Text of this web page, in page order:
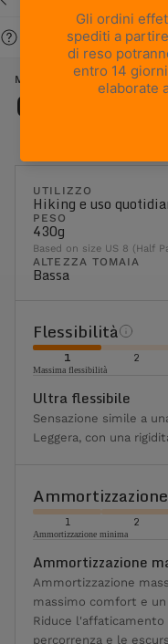
Serve aiuto?
METROPOLIS - BLUE
UTILIZZO
Hiking e uso
PESO
430g
Based on size US 8 (Half
ALTEZZA TOMAIA
Bassa
Flessibilità
1 2
Massima flessibilità
Ultra flessibile
Sensazione simile a
Leggera, con una
Ammortizzazione
1 2
Ammortizzazione minima
Ammortizzazione
Ammortizzazione
massimo comfort e
Riduce
percorrenza e le